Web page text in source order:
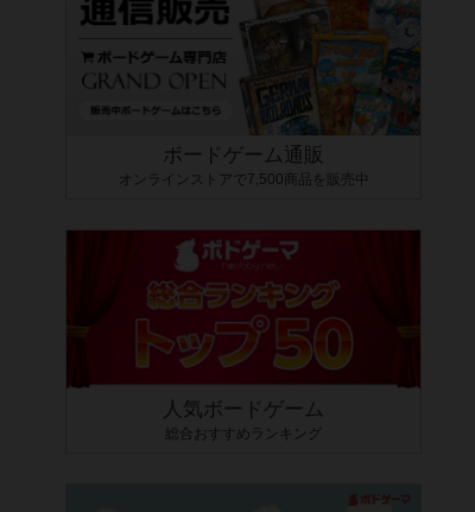
ボードゲーム通販
オンラインストアで7,500商品を販売中
人気ボードゲーム
総合おすすめランキング